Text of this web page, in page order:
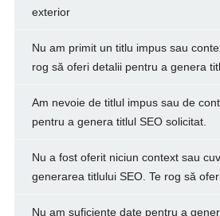
exterior
Nu am primit un titlu impus sau
rog să oferi detalii pentru a genera
Am nevoie de titlul impus sau de
pentru a genera titlul SEO solicitat.
Nu a fost oferit niciun context sau
generarea titlului SEO. Te rog să
Nu am suficiente date pentru a